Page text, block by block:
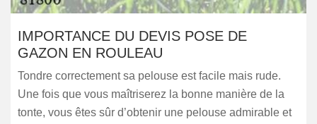
IMPORTANCE DU DEVIS POSE DE
GAZON EN ROULEAU
Tondre correctement sa pelouse est facile mais rude.
Une fois que vous maîtriserez la bonne manière de la
tonte, vous êtes sûr d’obtenir une pelouse admirable et